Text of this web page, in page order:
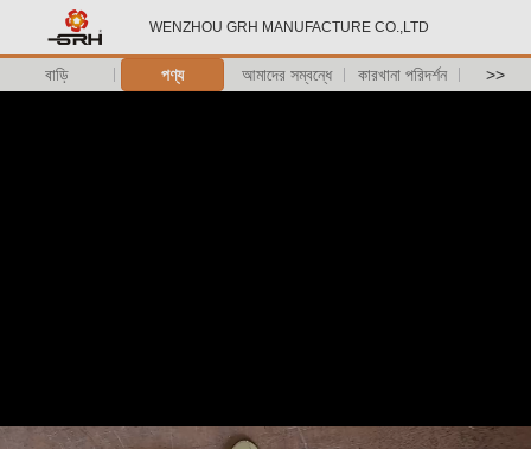
WENZHOU GRH MANUFACTURE CO.,LTD
বাড়ি পণ্য আমাদের সম্বন্ধে কারখানা পরিদর্শন >>